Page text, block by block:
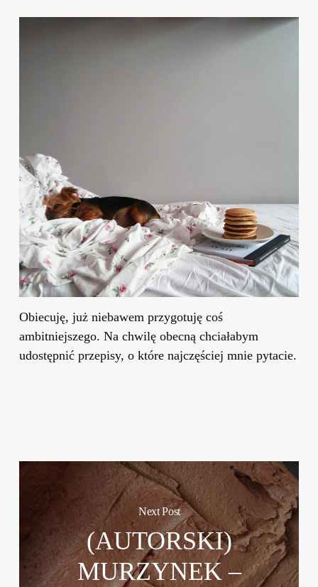
Obiecuję, już niebawem przygotuję coś
ambitniejszego. Na chwilę obecną chciałabym
udostępnić przepisy, o które najczęściej mnie pytacie.
Next Post
(AUTORSKI)
MURZYNEK –